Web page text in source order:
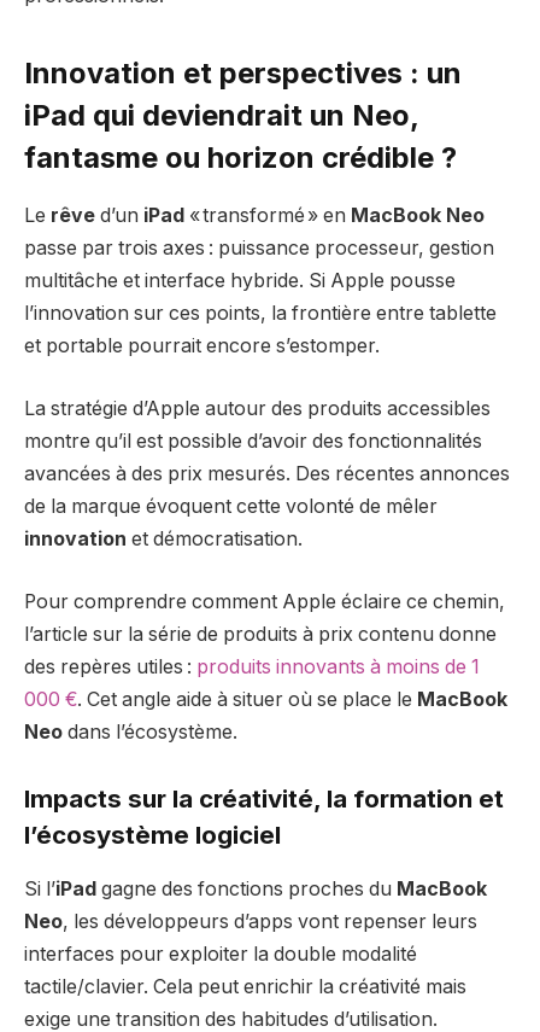
Innovation et perspectives : un
iPad qui deviendrait un Neo,
fantasme ou horizon crédible ?
Le rêve d’un iPad « transformé » en MacBook Neo
passe par trois axes : puissance processeur, gestion
multitâche et interface hybride. Si Apple pousse
l’innovation sur ces points, la frontière entre tablette
et portable pourrait encore s’estomper.
La stratégie d’Apple autour des produits accessibles
montre qu’il est possible d’avoir des fonctionnalités
avancées à des prix mesurés. Des récentes annonces
de la marque évoquent cette volonté de mêler
innovation et démocratisation.
Pour comprendre comment Apple éclaire ce chemin,
l’article sur la série de produits à prix contenu donne
des repères utiles : produits innovants à moins de 1
000 €. Cet angle aide à situer où se place le MacBook
Neo dans l’écosystème.
Impacts sur la créativité, la formation et
l’écosystème logiciel
Si l’iPad gagne des fonctions proches du MacBook
Neo, les développeurs d’apps vont repenser leurs
interfaces pour exploiter la double modalité
tactile/clavier. Cela peut enrichir la créativité mais
exige une transition des habitudes d’utilisation.